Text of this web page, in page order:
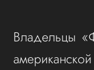
Владельцы